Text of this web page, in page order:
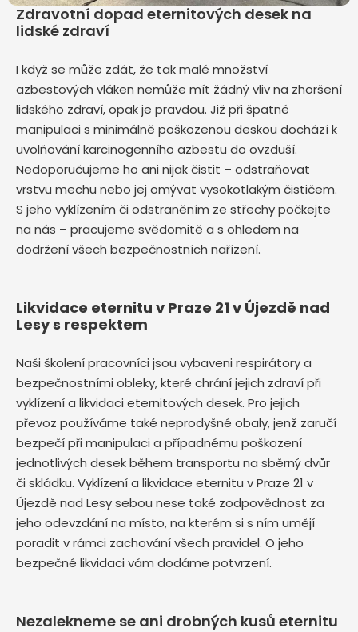
Zdravotní dopad eternitových desek na
lidské zdraví
I když se může zdát, že tak malé množství
azbestových vláken nemůže mít žádný vliv na zhoršení
lidského zdraví, opak je pravdou. Již při špatné
manipulaci s minimálně poškozenou deskou dochází k
uvolňování karcinogenního azbestu do ovzduší.
Nedoporučujeme ho ani nijak čistit – odstraňovat
vrstvu mechu nebo jej omývat vysokotlakým čističem.
S jeho vyklízením či odstraněním ze střechy počkejte
na nás – pracujeme svědomitě a s ohledem na
dodržení všech bezpečnostních nařízení.
Likvidace eternitu v Praze 21 v Újezdě nad
Lesy s respektem
Naši školení pracovníci jsou vybaveni respirátory a
bezpečnostními obleky, které chrání jejich zdraví při
vyklízení a likvidaci eternitových desek. Pro jejich
převoz používáme také neprodyšné obaly, jenž zaručí
bezpečí při manipulaci a případnému poškození
jednotlivých desek během transportu na sběrný dvůr
či skládku. Vyklízení a likvidace eternitu v Praze 21 v
Újezdě nad Lesy sebou nese také zodpovědnost za
jeho odevzdání na místo, na kterém si s ním umějí
poradit v rámci zachování všech pravidel. O jeho
bezpečné likvidaci vám dodáme potvrzení.
Nezalekneme se ani drobných kusů eternitu